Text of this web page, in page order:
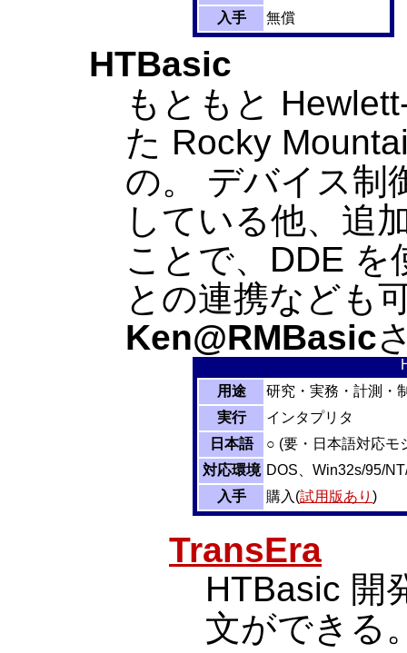
入手
無償
HTBasic
もともと
た Rocky
の。 デバイス制
している他、追
ことで、DDE を
との連携なども
Ken@RMBasic
用途
研究・実務・計測・
実行
インタプリタ
日本語
○ (要・日本語対応モ
対応環境 DOS、Win32s/95/
入手
購入(試用版あり)
TransEra
HTBasic 開
文ができる